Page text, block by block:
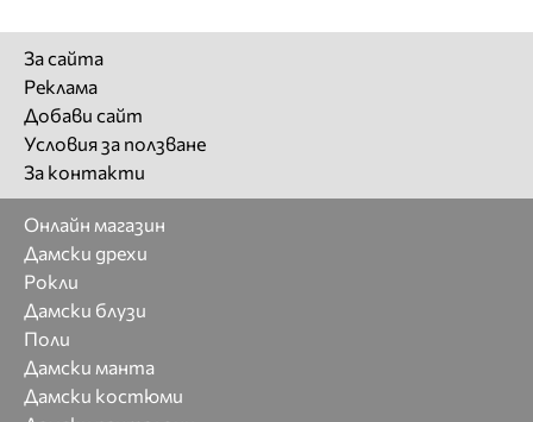
За сайта
Реклама
Добави сайт
Условия за ползване
За контакти
Онлайн магазин
Дамски дрехи
Рокли
Дамски блузи
Поли
Дамски манта
Дамски костюми